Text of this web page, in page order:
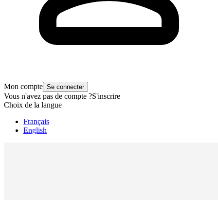
Mon compte Se connecter
Vous n'avez pas de compte ?S'inscrire
Choix de la langue
Français
English